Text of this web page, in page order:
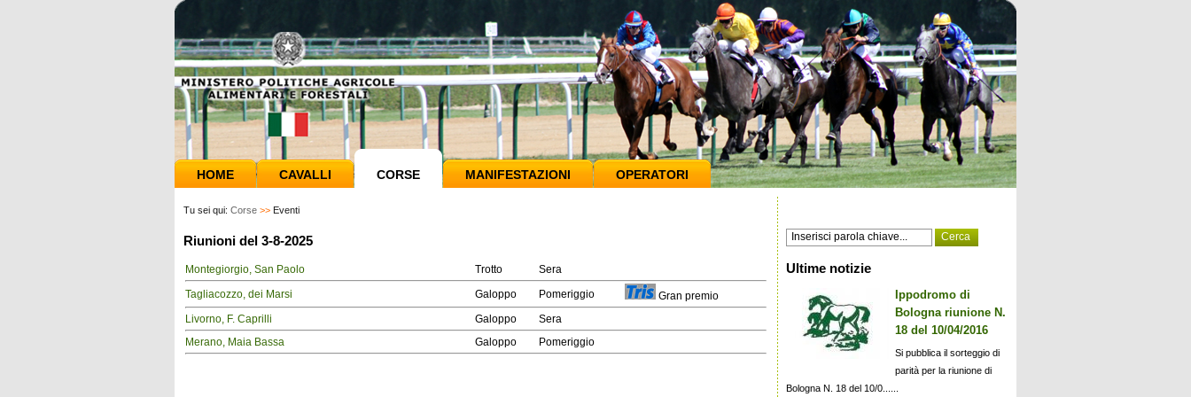
HOME CAVALLI CORSE MANIFESTAZIONI OPERATORI
Tu sei qui: Corse >> Eventi
Riunioni del 3-8-2025
Montegiorgio, San Paolo Trotto
Sera
Tagliacozzo, dei Marsi
Galoppo Pomeriggio
Gran premio
Livorno, F. Caprilli
Galoppo
Sera
Merano, Maia Bassa
Galoppo Pomeriggio
Ultime notizie
Ippodromo di
Bologna riunione N.
18 del 10/04/2016
Si pubblica il sorteggio di
parità per la riunione di
Bologna N. 18 del 10/0......